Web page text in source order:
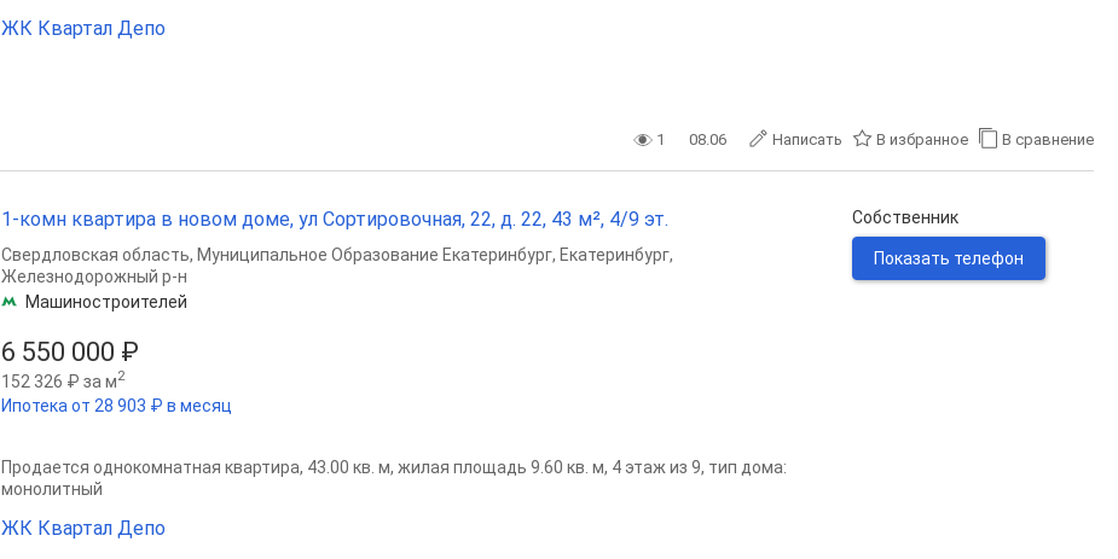
ЖК Квартал Депо
1 08.06 Написать В избранное В сравнение
1-комн квартира в новом доме, ул Сортировочная, 22, д. 22, 43 м², 4/9 эт.
6 550 000 ₽
152 326 ₽ за м2
Ипотека от 28 903 ₽ в месяц
Свердловская область, Муниципальное Образование Екатеринбург, Екатеринбург,
Железнодорожный р-н
Машиностроителей
Продается однокомнатная квартира, 43.00 кв. м, жилая площадь 9.60 кв. м, 4 этаж из 9, тип дома:
монолитный
ЖК Квартал Депо
Собственник
Показать телефон